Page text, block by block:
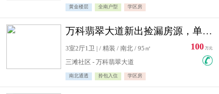
黄金楼层 全南户型 学区房
万科翡翠大道新出捡漏房源，单价10500精装修
3室2厅1卫 | / 精装 / 南北 / 95㎡
三滩社区 - 万科翡翠大道
南北通透 拎包入住 学区房
100 万元